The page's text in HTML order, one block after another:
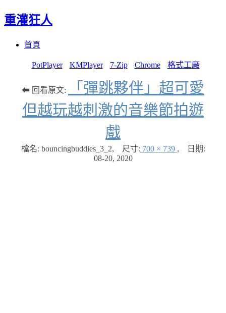
重灌狂人
首頁
PotPlayer KMPlayer 7-Zip Chrome 格式工廠
⬅ 回看原文:
「彈跳夥伴」超可愛
但越玩越刺激的音樂節拍遊
戲
檔名: bouncingbuddies_3_2, 尺寸: 700 × 739 ,
日期:
08-20, 2020